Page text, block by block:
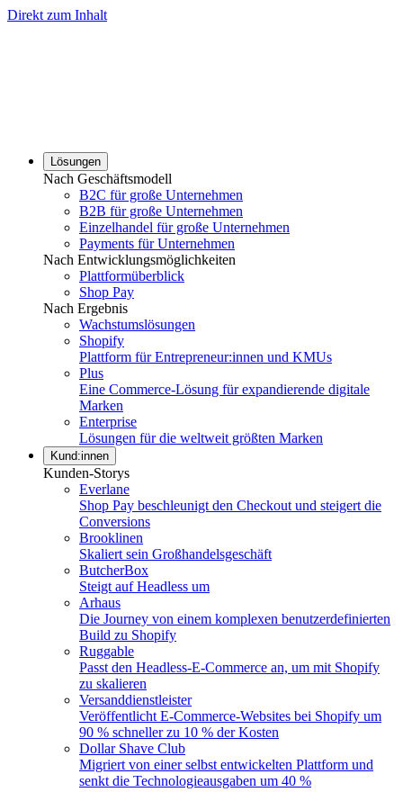
Direkt zum Inhalt
Lösungen
Nach Geschäftsmodell
B2C für große Unternehmen
B2B für große Unternehmen
Einzelhandel für große Unternehmen
Payments für Unternehmen
Nach Entwicklungsmöglichkeiten
Plattformüberblick
Shop Pay
Nach Ergebnis
Wachstumslösungen
Shopify
Plattform für Entrepreneur:innen und KMUs
Plus
Eine Commerce-Lösung für expandierende digitale
Marken
Enterprise
Lösungen für die weltweit größten Marken
Kund:innen
Kunden-Storys
Everlane
Shop Pay beschleunigt den Checkout und steigert die
Conversions
Brooklinen
Skaliert sein Großhandelsgeschäft
ButcherBox
Steigt auf Headless um
Arhaus
Die Journey von einem komplexen benutzerdefinierten
Build zu Shopify
Ruggable
Passt den Headless-E-Commerce an, um mit Shopify
zu skalieren
Versanddienstleister
Veröffentlicht E-Commerce-Websites bei Shopify um
90 % schneller zu 10 % der Kosten
Dollar Shave Club
Migriert von einer selbst entwickelten Plattform und
senkt die Technologieausgaben um 40 %